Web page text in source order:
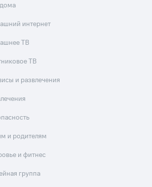
интернет
ТВ
ТВ
и развлечения
и родителям
и фитнес
группа